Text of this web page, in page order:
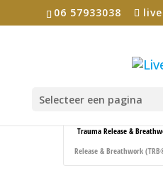
06 57933038
Selecteer een pagina
Trauma Release &
Release & Breathwork